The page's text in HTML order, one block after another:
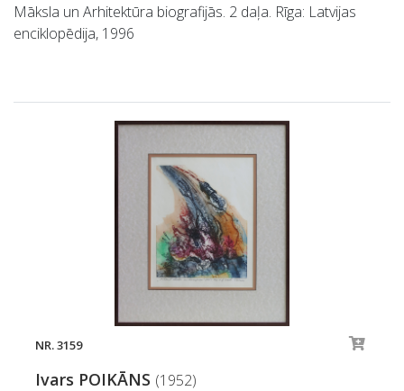
Māksla un Arhitektūra biografijās. 2 daļa. Rīga: Latvijas
enciklopēdija, 1996
NR. 3159
Ivars POIKĀNS (1952)